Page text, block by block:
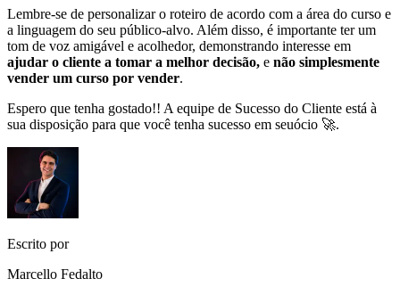
Lembre-se de personalizar o roteiro de acordo com a área do curso e
a linguagem do seu público-alvo. Além disso, é importante ter um
tom de voz amigável e acolhedor, demonstrando interesse em
ajudar o cliente a tomar a melhor decisão, e não simplesmente
vender um curso por vender.
Espero que tenha gostado!! A equipe de Sucesso do Cliente está à
sua disposição para que você tenha sucesso em seuócio 🚀.
Escrito por
Marcello Fedalto